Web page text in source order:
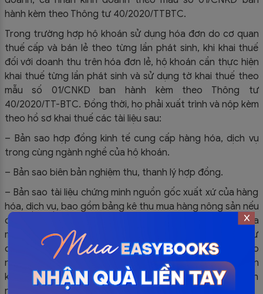
hành kèm theo Thông tư 40/2020/TTBTC.
Trong trường hợp hộ khoán sử dụng hóa đơn do cơ quan
thuế cấp và bán lẻ theo từng lần phát sinh, khi khai thuế
đối với doanh thu trên hóa đơn lẻ, hộ khoán cần thực hiện
khai thuế từng lần phát sinh và sử dụng tờ khai thuế theo
mẫu số 01/CNKD ban hành kèm theo Thông tư
40/2020/TT-BTC. Đồng thời, họ phải xuất trình và nộp kèm
theo hồ sơ khai thuế các tài liệu sau:
– Bản sao hợp đồng kinh tế cung cấp hàng hóa, dịch vụ
trong cùng ngành nghề của hộ khoán.
– Bản sao biên bản nghiệm thu, thanh lý hợp đồng.
– Bản sao tài liệu chứng minh nguồn gốc xuất xứ của hàng
hóa, dịch vụ, bao gồm bảng kê thu mua hàng nông sản nếu
đó là hàng hóa nông sản trong nước, bảng kê hàng hóa
mua bán, trao đổi của cư dân biên giới nếu đó là hàng cư
dân biên giới nhập khẩu, hóa đơn của người bán hàng giao
nếu đó là hàng hóa nhập khẩu từ tổ chức hoặc cá nhân
kinh doanh trong nước, và các tài liệu khác để chứng minh
nếu đó là hàng hóa do cá nhân tự sản xuất, cung cấp.